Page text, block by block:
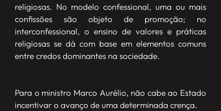
religiosas. No modelo confessional, uma ou mais
confissões são objeto de promoção; no
interconfessional, o ensino de valores e práticas
religiosas se dá com base em elementos comuns
entre credos dominantes na sociedade.
Para o ministro Marco Aurélio, não cabe ao Estado
incentivar o avanço de uma determinada crença.